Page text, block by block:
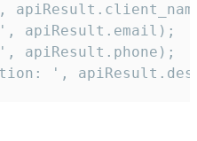
apiResult.email);
apiResult.phone);
',